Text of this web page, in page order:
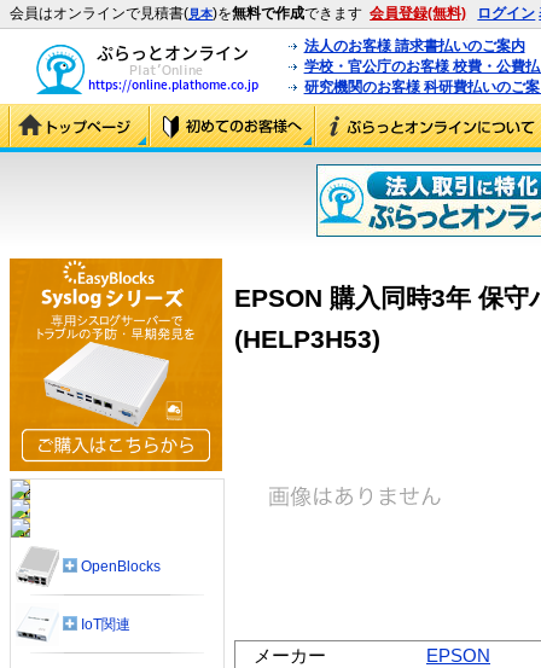
会員はオンラインで見積書(見本)を無料で作成できます 会員登録(無料) ログイン
法人のお客様 請求書払いのご案内
学校・官公庁のお客様 校費・公費
研究機関のお客様 科研費払いのご
EPSON 購入同時3年 保
(HELP3H53)
メーカー
EPSON
OpenBlocks
IoT関連